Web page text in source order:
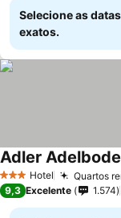
Selecione as
exatos.
3 EstrelasHotel Quartos
Adler
9,3 Excelente 1.574